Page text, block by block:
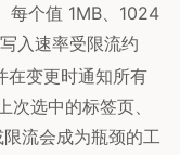
每个值 1MB、1024
入速率受限流约
在变更时通知所有
选中的标签页、
流会成为瓶颈的工